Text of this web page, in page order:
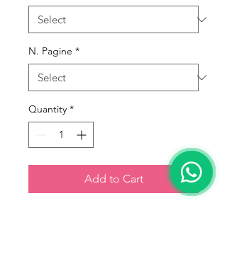
N. Pagine *
Quantity *
Add to Cart